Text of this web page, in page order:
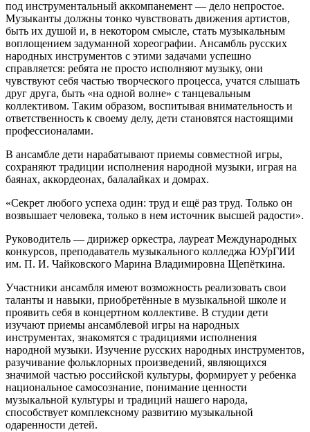
под инструментальный аккомпанемент — дело непростое.
Музыканты должны тонко чувствовать движения артистов,
быть их душой и, в некотором смысле, стать музыкальным
воплощением задуманной хореографии. Ансамбль русских
народных инструментов с этими задачами успешно
справляется: ребята не просто исполняют музыку, они
чувствуют себя частью творческого процесса, учатся слышать
друг друга, быть «на одной волне» с танцевальным
коллективом. Таким образом, воспитывая внимательность и
ответственность к своему делу, дети становятся настоящими
профессионалами.
В ансамбле дети нарабатывают приемы совместной игры,
сохраняют традиции исполнения народной музыки, играя на
баянах, аккордеонах, балалайках и домрах.
«Секрет любого успеха один: труд и ещё раз труд. Только он
возвышает человека, только в нем источник высшей радости».
Руководитель — дирижер оркестра, лауреат Международных
конкурсов, преподаватель музыкального колледжа ЮУрГИИ
им. П. И. Чайковского Марина Владимировна Щепёткина.
Участники ансамбля имеют возможность реализовать свои
таланты и навыки, приобретённые в музыкальной школе и
проявить себя в концертном коллективе. В студии дети
изучают приемы ансамблевой игры на народных
инструментах, знакомятся с традициями исполнения
народной музыки. Изучение русских народных инструментов,
разучивание фольклорных произведений, являющихся
значимой частью российской культуры, формирует у ребенка
национальное самосознание, понимание ценности
музыкальной культуры и традиций нашего народа,
способствует комплексному развитию музыкальной
одаренности детей.